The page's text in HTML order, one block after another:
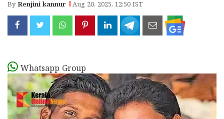
ByRenjini kannur Aug 20, 2025, 12:50 IST
Whatsapp Group